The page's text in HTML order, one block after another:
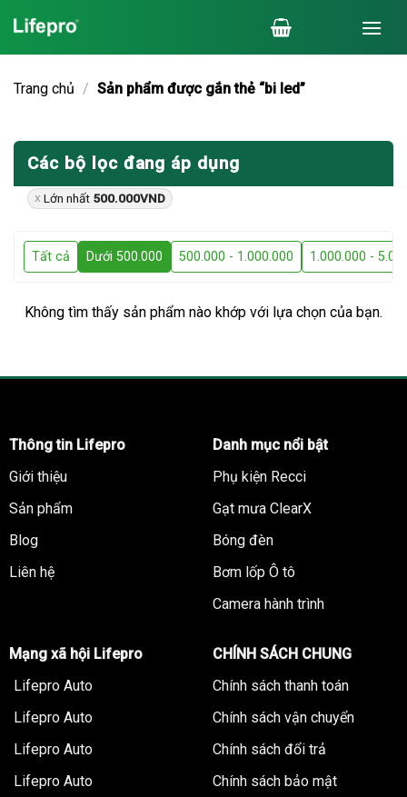
đến
nội
dung
Trang chủ / Sản phẩm được gắn thẻ “bi led”
Các bộ lọc đang áp dụng
Lớn nhất 500.000VND
Tất cả Dưới 500.000 500.000 - 1.000.000 1.000.000 -
Không tìm thấy sản phẩm nào khớp với lựa chọn của bạn.
Thông tin Lifepro
Giới thiệu
Sản phẩm
Blog
Liên hệ
Danh mục nổi bật
Phụ kiện Recci
Gạt mưa ClearX
Bóng đèn
Bơm lốp Ô tô
Camera hành trình
Mạng xã hội Lifepro
Lifepro Auto
Lifepro Auto
Lifepro Auto
Lifepro Auto
CHÍNH SÁCH CHUNG
Chính sách thanh toán
Chính sách vận chuyển
Chính sách đổi trả
Chính sách bảo mật